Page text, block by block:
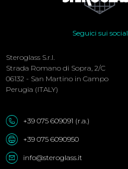
Menu
Seguici sui social
Steroglass S.r.l.
Strada Romano di Sopra, 2/C
06132 - San Martino in Campo
Perugia (ITALY)
+39 075 609091 (r.a.)
+39 075 6090950
info@steroglass.it